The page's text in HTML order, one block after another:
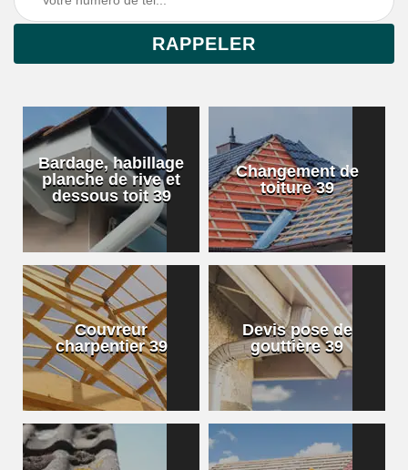
Bardage, habillage
planche de rive et
dessous toit 39
Changement de
toiture 39
Couvreur
charpentier 39
Devis pose de
gouttière 39